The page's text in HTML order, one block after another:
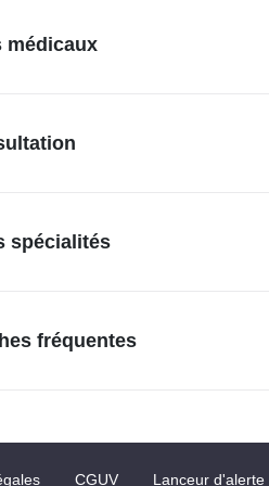
médicaux
spécialités
fréquentes
CGUV Lanceur d'alerte